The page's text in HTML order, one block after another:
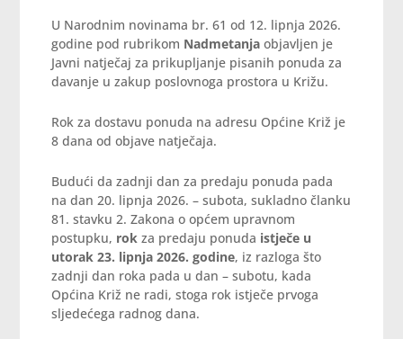
U Narodnim novinama br. 61 od 12. lipnja 2026.
godine pod rubrikom Nadmetanjaobjavljen je
Javni natječaj za prikupljanje pisanih ponuda za
davanje u zakup poslovnoga prostora u Križu.
Rok za dostavu ponuda na adresu Općine Križ je
8 dana od objave natječaja.
Budući da zadnji dan za predaju ponuda pada
na dan 20. lipnja 2026. – subota, sukladno članku
81. stavku 2. Zakona o općem upravnom
postupku, rokza predaju ponuda istječe u
utorak 23. lipnja 2026. godine, iz razloga što
zadnji dan roka pada u dan – subotu, kada
Općina Križ ne radi, stoga rok istječe prvoga
sljedećega radnog dana.